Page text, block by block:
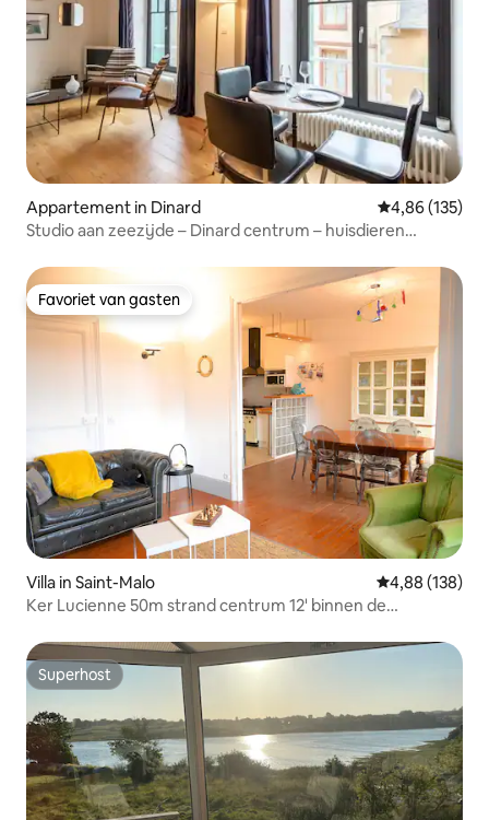
Appartement in Dinard Gemiddelde
4,86 (135)
Studio aan zeezijde – Dinard centrum – huisdieren
Favoriet van gasten
Favoriet van gasten
Villa in Saint-Malo Gemiddelde
4,88 (138)
Ker Lucienne 50m strand centrum 12' binnen de
Superhost
Superhost